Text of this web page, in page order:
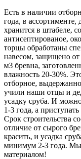
Есть в наличии
года, в
хранится в штабеле,
антисептированое,
торцы обработаны
навесом, защищено
м3 бревна,
влажность 20-30%.
отборное,
учили наши отцы и
усадку сруба. И
1-3 года, а
Срок строительства
отличие от сырого
красить, и усадка
минимум 2-3 года. Мы
материалом!